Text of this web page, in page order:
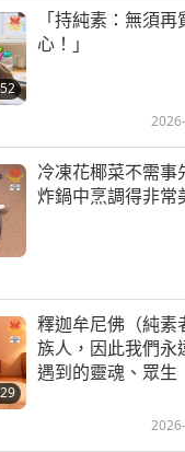
在，祝他平安。我
原諒我。穆斯林們
穆斯林們，祝你們
們總對人們說：「
麼你首先自己就要
，怎能給別人和平
姊妹記住這一點。
望。這意味著，穆
他們不會對外人與
白嗎？因此，他們
從你自己開始。就
內邊沒有開悟，他
兒童節快樂！—「
佛教故事〈鋸陀身
《楞嚴經》魔道的
2018.12.25
「持純素：無須
心！」
冷凍花椰菜不需
炸鍋中烹調得非常
釋迦牟尼佛（純素
族人，因此我們永
遇到的靈魂、眾生